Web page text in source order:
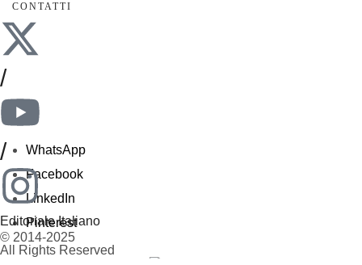
CONTATTI
/
/
Editoriale Italiano
© 2014-2025
All Rights Reserved
WhatsApp
Facebook
LinkedIn
Pinterest